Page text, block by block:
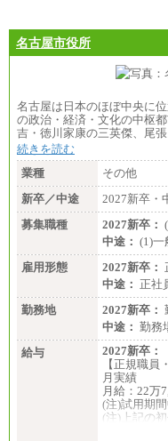
名古屋市役所
名古屋は日本のほぼ中央に
の政治・経済・文化の中枢
吉・徳川家康の三英傑、尾
続きを読む
業種
その他
新卒／中途
2027新卒・
募集職種
2027新卒：
中途： (1)
雇用形態
2027新卒：
中途： 正社
勤務地
2027新卒：
中途： 勤務
給与
2027新卒：
【正規職
月実績
月給：22万
(注)試用期
(注)上記の
月額に一律